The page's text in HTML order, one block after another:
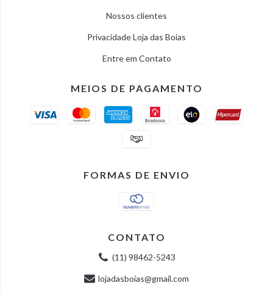
Nossos clientes
Privacidade Loja das Boias
Entre em Contato
MEIOS DE PAGAMENTO
FORMAS DE ENVIO
CONTATO
(11) 98462-5243
lojadasboias@gmail.com